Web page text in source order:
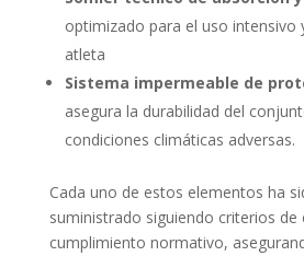
optimizado para el uso intensivo
atleta
Sistema impermeable de
asegura la durabilidad del
condiciones climáticas adversas.
Cada uno de estos elementos ha
suministrado siguiendo criterios de
cumplimiento normativo,